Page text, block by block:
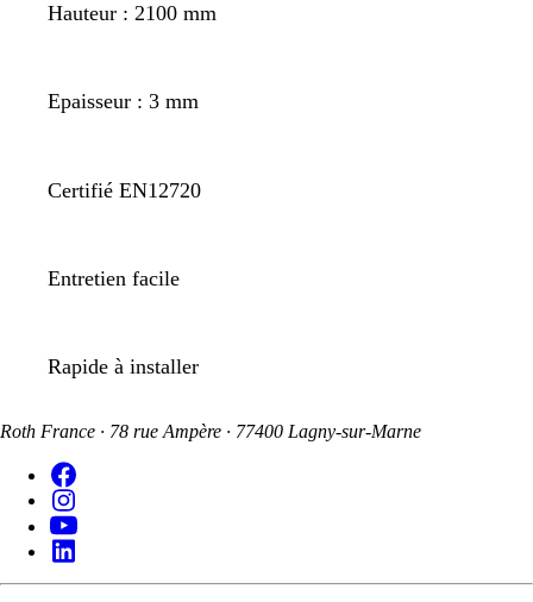
Hauteur : 2100 mm
Epaisseur : 3 mm
Certifié EN12720
Entretien facile
Rapide à installer
Roth France · 78 rue Ampère · 77400 Lagny-sur-Marne